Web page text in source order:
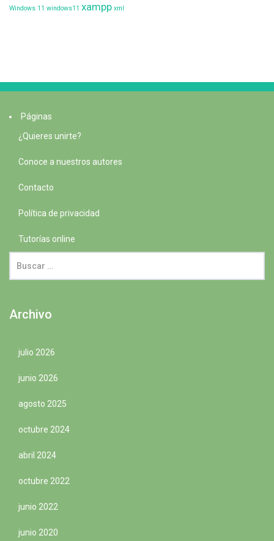
Windows 11 windows11 xampp xml
Páginas
¿Quieres unirte?
Conoce a nuestros autores
Contacto
Política de privacidad
Tutorías online
Archivo
julio 2026
junio 2026
agosto 2025
octubre 2024
abril 2024
octubre 2022
junio 2022
junio 2020